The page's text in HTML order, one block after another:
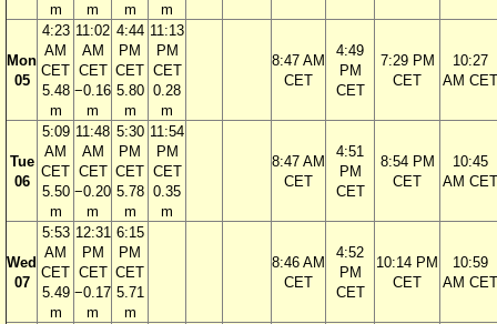
m
m
m
m
Mon
05
4:23
AM
CET
5.48
m
11:02
AM
CET
−0.16
m
4:44
PM
CET
5.80
m
11:13
PM
CET
0.28
m
8:47 AM
CET
4:49
PM
CET
7:29 PM
CET
10:27
AM CET
Tue
06
5:09
AM
CET
5.50
m
11:48
AM
CET
−0.20
m
5:30
PM
CET
5.78
m
11:54
PM
CET
0.35
m
8:47 AM
CET
4:51
PM
CET
8:54 PM
CET
10:45
AM CET
Wed
07
5:53
AM
CET
5.49
m
12:31
PM
CET
−0.17
m
6:15
PM
CET
5.71
m
8:46 AM
CET
4:52
PM
CET
10:14 PM
CET
10:59
AM CET